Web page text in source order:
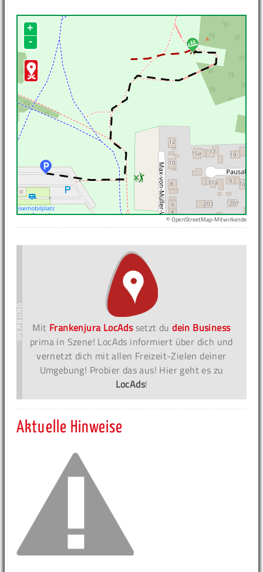
+
-
© OpenStreetMap-Mitwirkende
Mit Frankenjura LocAdssetzt dudein Business
prima in Szene! LocAds informiert über dich und
vernetzt dich mit allen Freizeit-Zielen deiner
Umgebung! Probier das aus! Hier geht es zu
LocAds!
Aktuelle Hinweise